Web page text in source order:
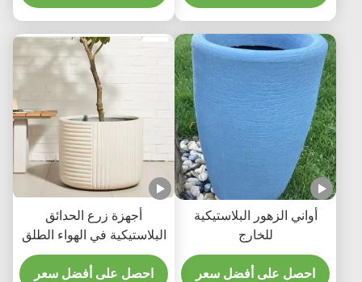
المتحركة
أواني الزهور البلاستيكية
للخارج
احصل على أفضل سعر
أجهزة زرع الحدائق
البلاستيكية في الهواء الطلق
القوالب الدوارة أواني زهور
الحديقة
احصل على أفضل سعر